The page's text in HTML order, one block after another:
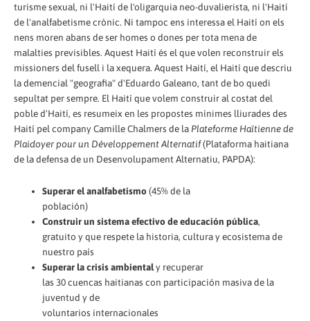
turisme sexual, ni l'Haití de l'oligarquia neo-duvalierista, ni l'Haití
de l'analfabetisme crònic. Ni tampoc ens interessa el Haití on els
nens moren abans de ser homes o dones per tota mena de
malalties previsibles. Aquest Haití és el que volen reconstruir els
missioners del fusell i la xequera. Aquest Haití, el Haití que descriu
la demencial "geografia" d'Eduardo Galeano, tant de bo quedi
sepultat per sempre. El Haití que volem construir al costat del
poble d'Haití, es resumeix en les propostes mínimes lliurades des
Haití pel company Camille Chalmers de la Plateforme Haïtienne de
Plaidoyer pour un Développement Alternatif(Plataforma haitiana
de la defensa de un Desenvolupament Alternatiu, PAPDA):
Superar el analfabetismo(45% de la
población)
Construir un sistema efectivo de educación pública,
gratuito y que respete la historia, cultura y ecosistema de
nuestro país
Superar la crisis ambientaly recuperar
las 30 cuencas haitianas con participación masiva de la
juventud y de
voluntarios internacionales